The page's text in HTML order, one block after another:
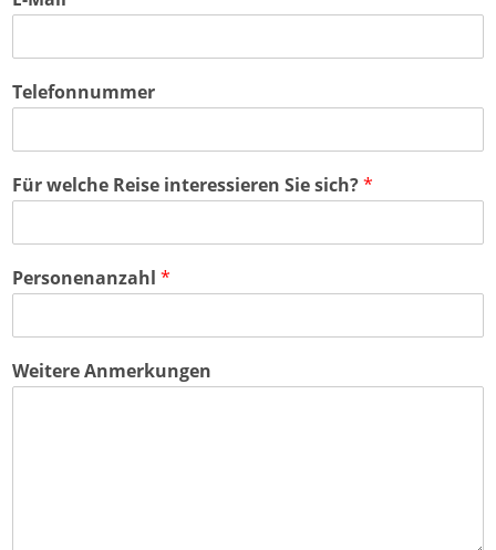
Telefonnummer
Für welche Reise interessieren Sie sich?*
Personenanzahl *
Weitere Anmerkungen